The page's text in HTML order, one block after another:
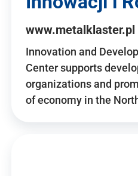
www.metalklaster.pl
Innovation and
Center supports
organizations and
of economy in the